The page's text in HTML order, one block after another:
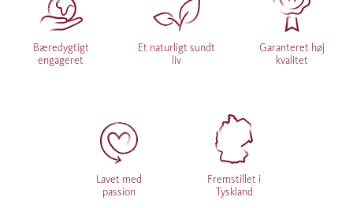
Bæredygtigt
engageret
Et naturligt sundt
liv
Garanteret høj
kvalitet
Lavet med
passion
Fremstillet i
Tyskland